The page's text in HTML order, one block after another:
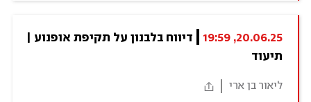
20.06.25, 19:59
תיעוד
ליאור בן ארי